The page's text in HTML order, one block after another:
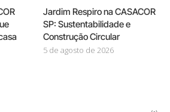
Jardim Respiro na CASACOR
SP: Sustentabilidade e
Construção Circular
5 de agosto de 2026